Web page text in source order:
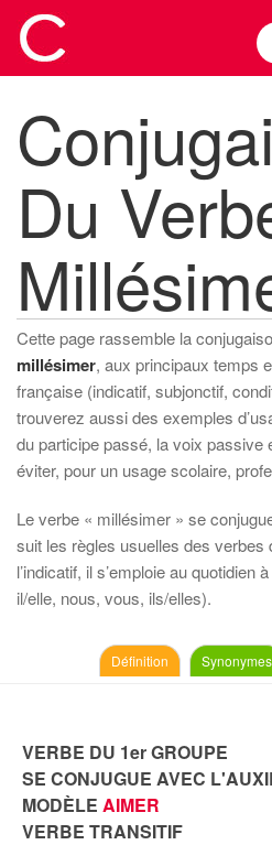
la
Du
Cette page rassemble la
millésimer, aux principaux temps
française (indicatif, subjonctif,
trouverez aussi des exemples
du participe passé, la voix passive
éviter, pour un usage scolaire,
Le verbe « millésimer » se
suit les règles usuelles des verbes
l’indicatif, il s’emploie au quotidien
il/elle, nous, vous, ils/elles).
Définition Synonymes
VERBE DU 1er GROUPE
SE CONJUGUE AVEC
MODÈLE AIMER
VERBE TRANSITIF